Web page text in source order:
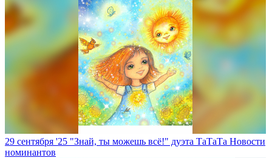
29 сентября '25 "Знай, ты можешь всё!" дуэта ТаТаТа Новости
номинантов